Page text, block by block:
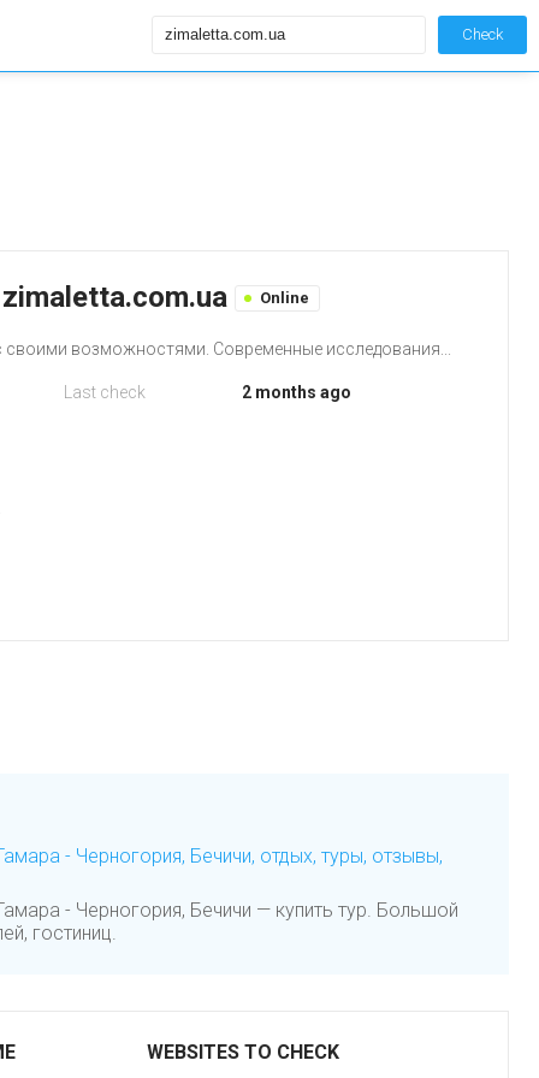
Check
Online
возможностями. Современные исследования...
Last check 2 months ago
- Черногория, Бечичи, отдых, туры, отзывы,
- Черногория, Бечичи — купить тур. Большой
гостиниц.
WEBSITES TO CHECK